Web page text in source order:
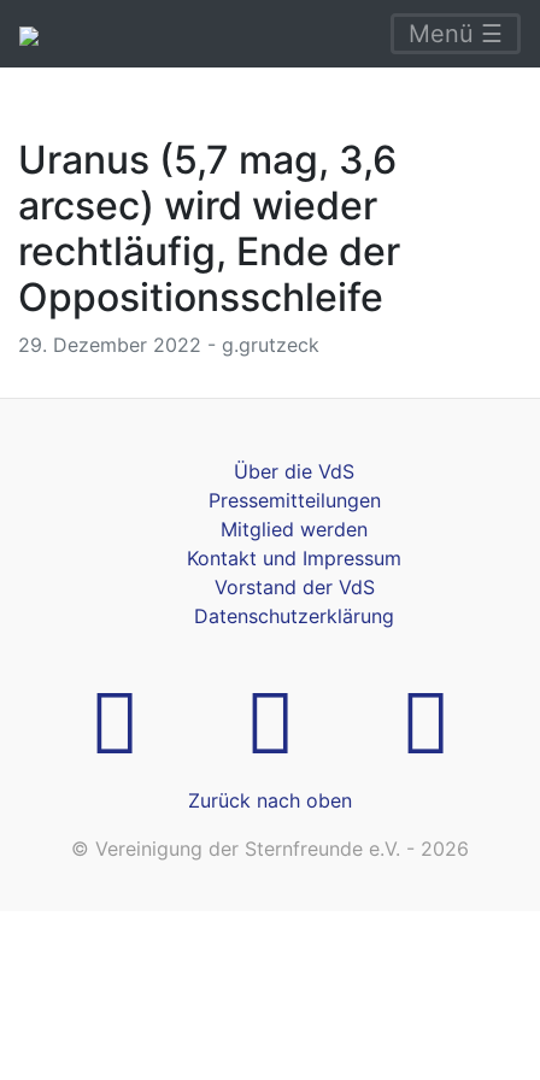
Menü ☰
Uranus (5,7 mag, 3,6
arcsec) wird wieder
rechtläufig, Ende der
Oppositionsschleife
29. Dezember 2022 - g.grutzeck
Über die VdS
Pressemitteilungen
Mitglied werden
Kontakt und Impressum
Vorstand der VdS
Datenschutzerklärung
Zurück nach oben
© Vereinigung der Sternfreunde e.V. - 2026